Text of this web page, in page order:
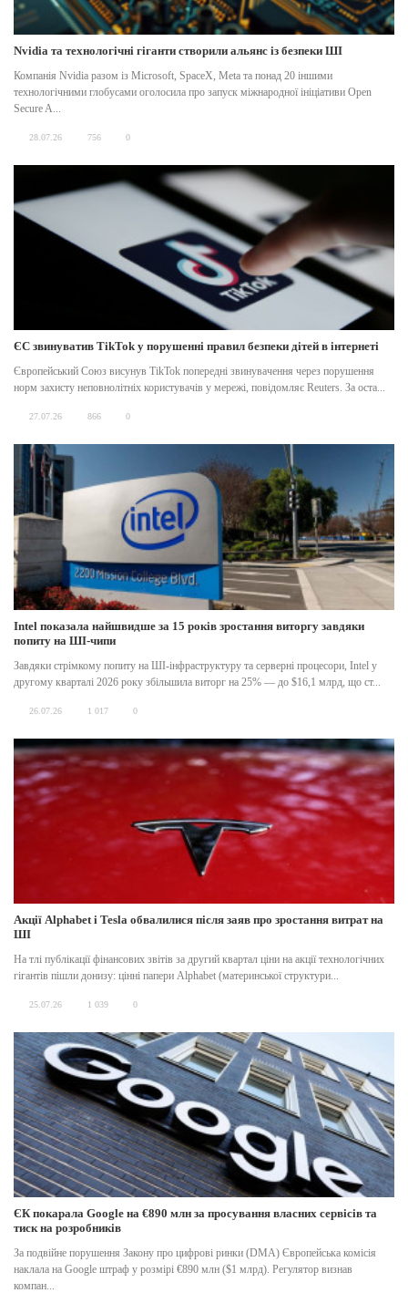
Nvidia та технологічні гіганти створили альянс із безпеки ШІ
Компанія Nvidia разом із Microsoft, SpaceX, Meta та понад 20 іншими
технологічними глобусами оголосила про запуск міжнародної ініціативи Open
Secure A...
28.07.26 756 0
ЄС звинуватив TikTok у порушенні правил безпеки дітей в інтернеті
Європейський Союз висунув TikTok попередні звинувачення через порушення
норм захисту неповнолітніх користувачів у мережі, повідомляє Reuters. За оста...
27.07.26 866 0
Intel показала найшвидше за 15 років зростання виторгу завдяки
попиту на ШІ-чипи
Завдяки стрімкому попиту на ШІ-інфраструктуру та серверні процесори, Intel у
другому кварталі 2026 року збільшила виторг на 25% — до $16,1 млрд, що ст...
26.07.26 1 017 0
Акції Alphabet і Tesla обвалилися після заяв про зростання витрат на
ШІ
На тлі публікації фінансових звітів за другий квартал ціни на акції технологічних
гігантів пішли донизу: цінні папери Alphabet (материнської структури...
25.07.26 1 039 0
ЄК покарала Google на €890 млн за просування власних сервісів та
тиск на розробників
За подвійне порушення Закону про цифрові ринки (DMA) Європейська комісія
наклала на Google штраф у розмірі €890 млн ($1 млрд). Регулятор визнав
компан...